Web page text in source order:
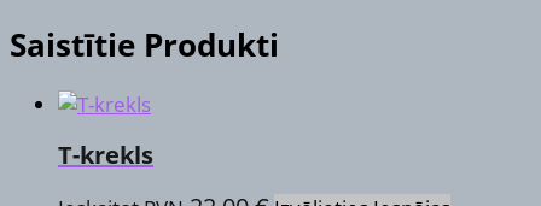
Saistītie Produkti
T-krekls